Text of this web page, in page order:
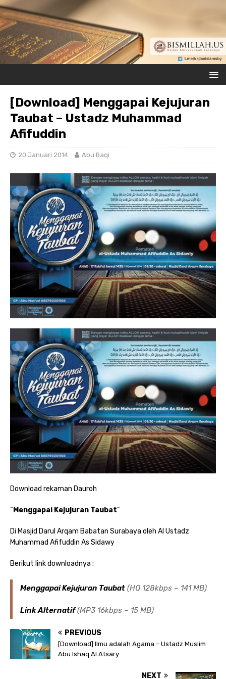
[Download] Menggapai Kejujuran
Taubat – Ustadz Muhammad
Afifuddin
20 Januari 2014 Abu Baqi
Download rekaman Dauroh
“ Menggapai Kejujuran Taubat”
Di Masjid Darul Arqam Babatan Surabaya oleh Al Ustadz
Muhammad Afifuddin As Sidawy
Berikut link downloadnya :
Menggapai Kejujuran Taubat (HQ 128kbps – 141 MB)
Link Alternatif(MP3 16kbps – 15 MB)
PREVIOUS
[Download] Ilmu adalah Agama – Ustadz Muslim
Abu Ishaq Al Atsary
NEXT